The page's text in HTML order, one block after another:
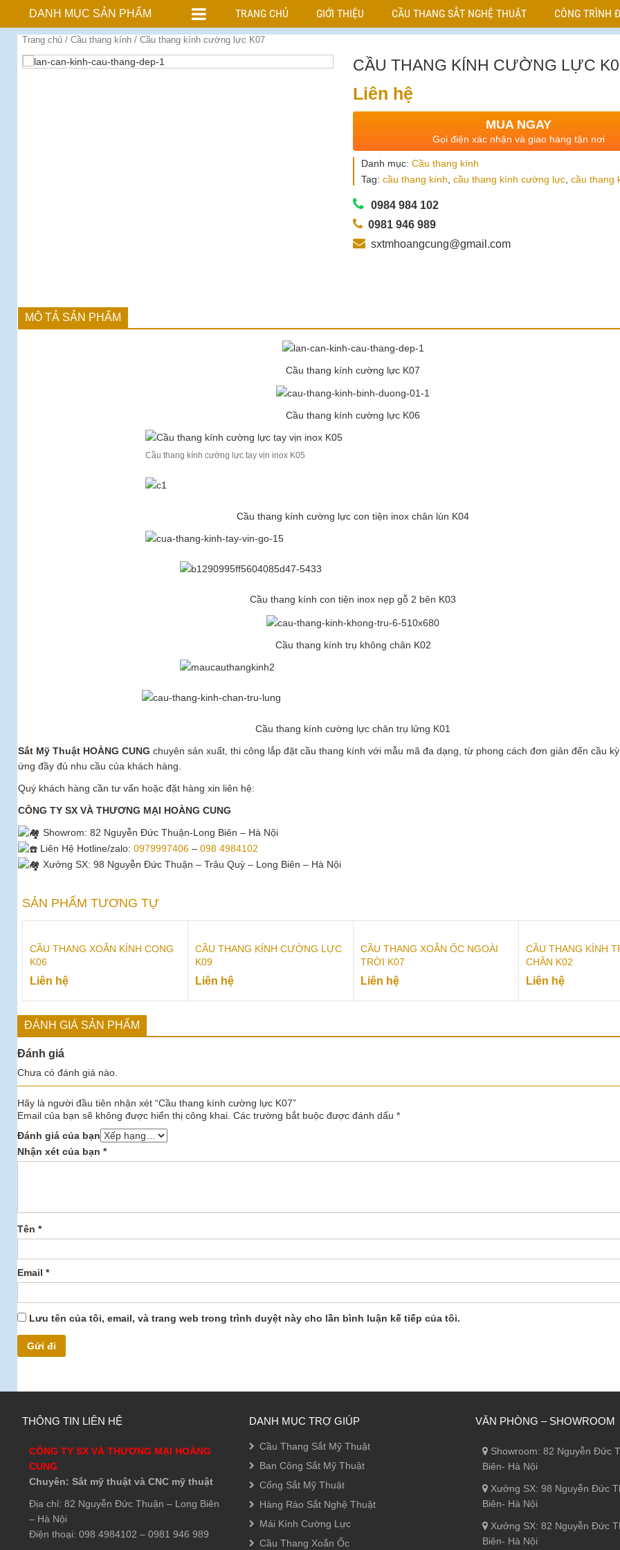
DANH MỤC SẢN PHẨM TRANG CHỦ GIỚI THIỆU CẦU THANG SẮT NGHỆ THUẬT CÔNG TRÌNH
Trang chủ / Cầu thang kính / Cầu thang kính cường lực K07
CẦU THANG KÍNH CƯỜNG LỰC
Liên hệ
MUA NGAY
Gọi điện xác nhận và giao hàng tận nơi
Danh mục:Cầu thang kính
Tag:cầu thang kính ,cầu thang kính cường lực ,cầu thang
0984 984 102
0981 946 989
sxtmhoangcung@gmail.com
MÔ TẢ SẢN PHẨM
Cầu thang kính cường lực K07
Cầu thang kính cường lực K06
Cầu thang kính cường lực tay vịn inox K05
Cầu thang kính cường lực con tiện inox chân lùn K04
Cầu thang kính con tiện inox nẹp gỗ 2 bên K03
Cầu thang kính trụ không chân K02
Cầu thang kính cường lực chân trụ lửng K01
Sắt Mỹ Thuật HOÀNG CUNG chuyên sản xuất, thi công lắp đặt cầu thang kính với mẫu mã đa dạng, từ phong cách đơn giản đến cầu
ứng đầy đủ nhu cầu của khách hàng.
Quý khách hàng cần tư vấn hoặc đặt hàng xin liên hệ:
CÔNG TY SX VÀ THƯƠNG MẠI HOÀNG CUNG
Showrom: 82 Nguyễn Đức Thuận-Long Biên – Hà Nội
Liên Hệ Hotline/zalo: 0979997406– 098 4984102
Xưởng SX: 98 Nguyễn Đức Thuận – Trâu Quỳ – Long Biên – Hà Nội
SẢN PHẨM TƯƠNG TỰ
CẦU THANG XOẮN KÍNH CONG
K06
Liên hệ
CẦU THANG KÍNH CƯỜNG LỰC
K09
Liên hệ
CẦU THANG XOẮN ỐC NGOÀI
TRỜI K07
Liên hệ
CẦU THANG KÍNH
CHÂN K02
Liên hệ
ĐÁNH GIÁ SẢN PHẨM
Đánh giá
Chưa có đánh giá nào.
Hãy là người đầu tiên nhận xét “Cầu thang kính cường lực K07”
Email của bạn sẽ không được hiển thị công khai. Các trường bắt buộc được đánh dấu *
Đánh giá của bạn
Nhận xét của bạn *
Tên *
Email *
Lưu tên của tôi, email, và trang web trong trình duyệt này cho lần bình luận kế tiếp của tôi.
THÔNG TIN LIÊN HỆ
CÔNG TY SX VÀ THƯƠNG MẠI HOÀNG
CUNG
Chuyên: Sắt mỹ thuật và CNC mỹ thuật
Địa chỉ: 82 Nguyễn Đức Thuận – Long Biên
– Hà Nội
Điện thoại: 098 4984102 – 0981 946 989
DANH MỤC TRỢ GIÚP
Cầu Thang Sắt Mỹ Thuật
Ban Công Sắt Mỹ Thuật
Cổng Sắt Mỹ Thuật
Hàng Rào Sắt Nghệ Thuật
Mái Kính Cường Lực
Cầu Thang Xoắn Ốc
VĂN PHÒNG – SHOWROOM
Showroom: 82 Nguyễn Đức
Biên- Hà Nội
Xưởng SX: 98 Nguyễn Đức
Biên- Hà Nội
Xưởng SX: 82 Nguyễn Đức
Biên- Hà Nội